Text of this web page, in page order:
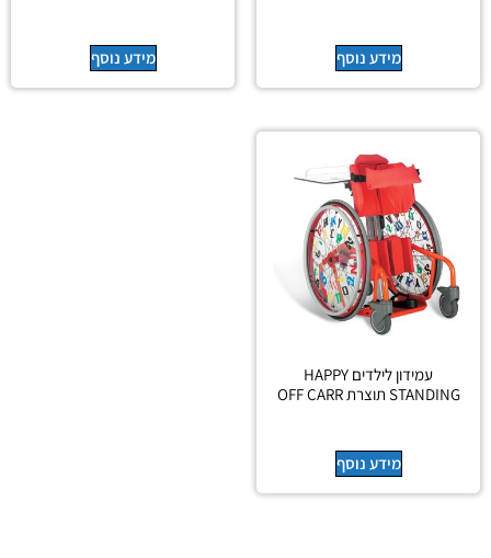
מידע נוסף מידע נוסף
עמידון לילדים HAPPY
STANDING תוצרת OFF CARR
מידע נוסף